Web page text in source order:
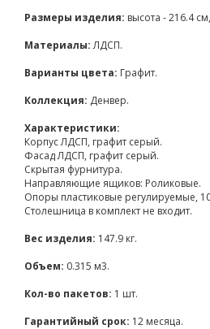
Размеры изделия: высота - 216.4
Материалы:ЛДСП.
Варианты цвета: Графит.
Коллекция: Денвер.
Характеристики:
Корпус ЛДСП, графит серый.
Фасад ЛДСП, графит серый.
Скрытая фурнитура.
Направляющие ящиков: Роликовые.
Опоры пластиковые регулируемые,
Столешница в комплект не входит.
Вес изделия: 147.9 кг.
Объем: 0.315 м3.
Кол-во пакетов: 1 шт.
Гарантийный срок: 12 месяца.